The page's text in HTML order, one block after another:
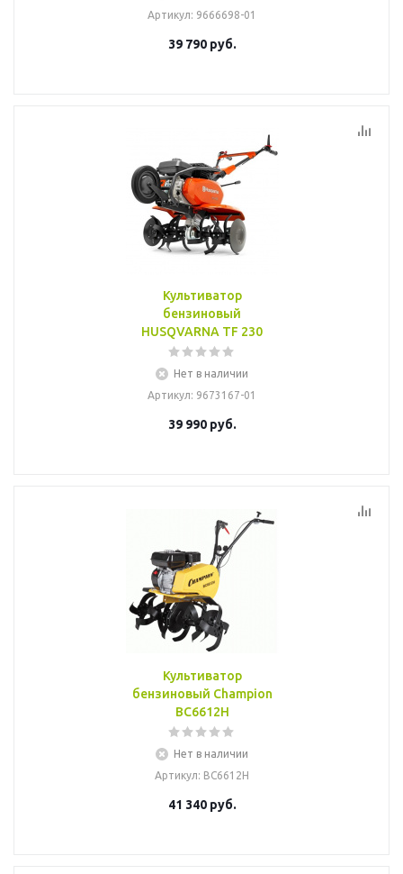
Артикул: 9666698-01
39 790руб.
Культиватор
бензиновый
HUSQVARNA TF 230
Нет в наличии
Артикул: 9673167-01
39 990руб.
Культиватор
бензиновый Champion
ВС6612Н
Нет в наличии
Артикул: BC6612H
41 340руб.